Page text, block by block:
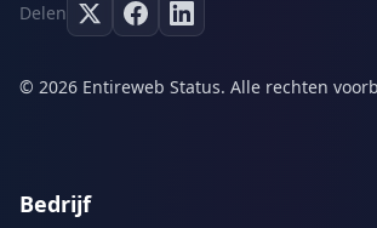
Delen
© 2026 Entireweb Status. Alle rechten
Bedrijf